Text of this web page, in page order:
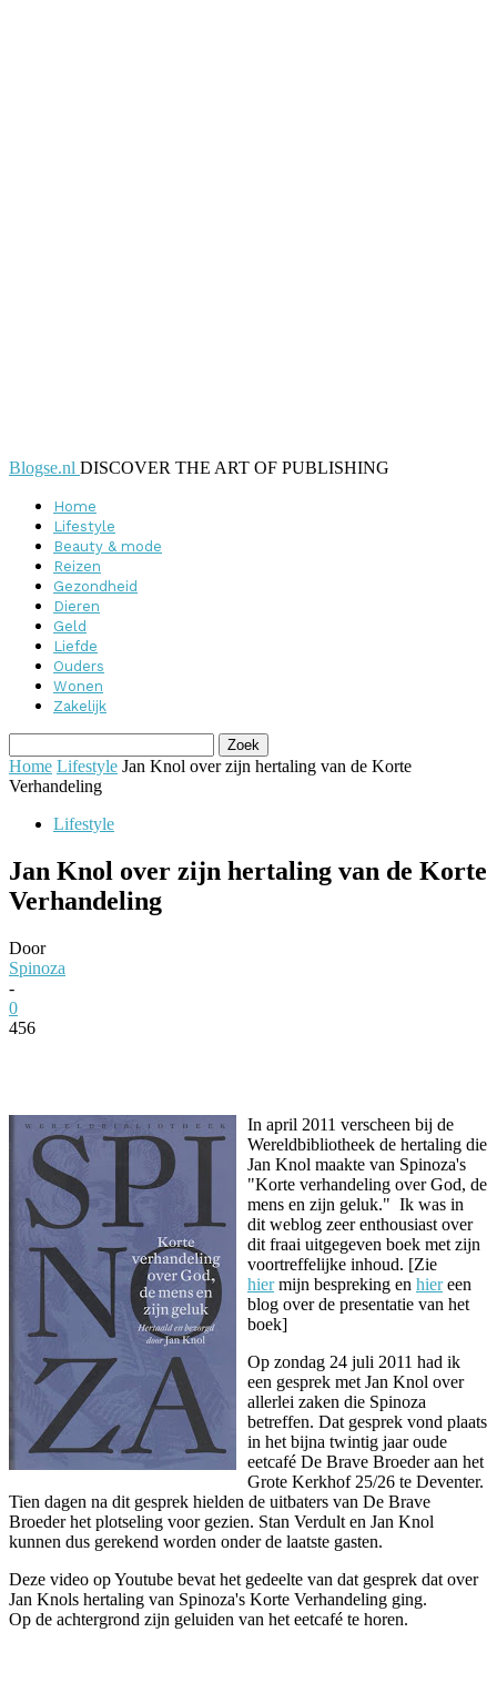
Blogse.nl DISCOVER THE ART OF PUBLISHING
Home
Lifestyle
Beauty & mode
Reizen
Gezondheid
Dieren
Geld
Liefde
Ouders
Wonen
Zakelijk
Home Lifestyle Jan Knol over zijn hertaling van de Korte
Verhandeling
Lifestyle
Jan Knol over zijn hertaling van de Korte
Verhandeling
Door
Spinoza
-
0
456
In april 2011 verscheen bij de
Wereldbibliotheek de hertaling die
Jan Knol maakte van Spinoza's
"Korte verhandeling over God, de
mens en zijn geluk." Ik was in
dit weblog zeer enthousiast over
dit fraai uitgegeven boek met zijn
voortreffelijke inhoud. [Zie
hiermijn bespreking en hiereen
blog over de presentatie van het
boek]
Op zondag 24 juli 2011 had ik
een gesprek met Jan Knol over
allerlei zaken die Spinoza
betreffen. Dat gesprek vond plaats
in het bijna twintig jaar oude
eetcafé De Brave Broeder aan het
Grote Kerkhof 25/26 te Deventer.
Tien dagen na dit gesprek hielden de uitbaters van De Brave
Broeder het plotseling voor gezien. Stan Verdult en Jan Knol
kunnen dus gerekend worden onder de laatste gasten.
Deze video op Youtube bevat het gedeelte van dat gesprek dat over
Jan Knols hertaling van Spinoza's Korte Verhandeling ging.
Op de achtergrond zijn geluiden van het eetcafé te horen.